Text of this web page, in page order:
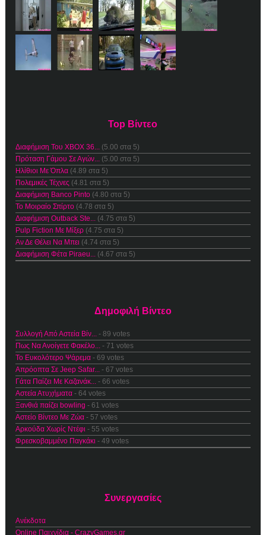
Top Βίντεο
Διαφήμιση Του XBOX 36...
(5.00 στα 5)
Πρόταση Γάμου Σε Αγών...
(5.00 στα 5)
Ηλίθιοι Με Όπλα (4.89 στα 5)
Πολεμικές Τέχνες (4.81 στα 5)
Διαφήμιση Banco Pinto (4.80 στα 5)
Το Μοιραίο Σπίρτο (4.78 στα 5)
Διαφήμιση Outback Ste...
(4.75 στα 5)
Pulp Fiction Με Μίξερ (4.75 στα 5)
Αν Δε Θέλει Να Μπει (4.74 στα 5)
Διαφήμιση Φέτα Piraeu...
(4.67 στα 5)
Δημοφιλή Βίντεο
Συλλογή Από Αστεία Βίν... - 89 votes
Πως Να Ανοίγετε Φακέλο... - 71 votes
Το Ευκολότερο Ψάρεμα - 69 votes
Απρόοπτα Σε Jeep Safar... - 67 votes
Γάτα Παίζει Με Καζανάκ... - 66 votes
Αστεία Ατυχήματα - 64 votes
Ξανθιά παίζει bowling - 61 votes
Αστείο Βίντεο Με Ζώα - 57 votes
Αρκούδα Χωρίς Ντέφι - 55 votes
Φρεσκοβαμμένο Παγκάκι - 49 votes
Συνεργασίες
Ανέκδοτα
Online Παιχνίδια - CrazyGames.gr